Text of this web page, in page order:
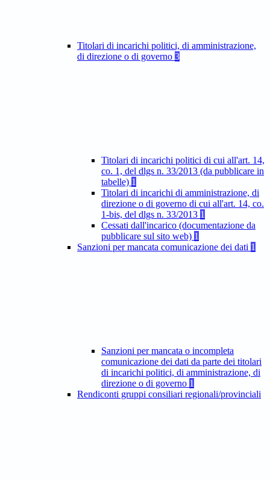
Titolari di incarichi politici, di amministrazione,
di direzione o di governo 3
Titolari di incarichi politici di cui all'art. 14,
co. 1, del dlgs n. 33/2013 (da pubblicare in
tabelle) 1
Titolari di incarichi di amministrazione, di
direzione o di governo di cui all'art. 14, co.
1-bis, del dlgs n. 33/2013 1
Cessati dall'incarico (documentazione da
pubblicare sul sito web) 1
Sanzioni per mancata comunicazione dei dati 1
Sanzioni per mancata o incompleta
comunicazione dei dati da parte dei titolari
di incarichi politici, di amministrazione, di
direzione o di governo 1
Rendiconti gruppi consiliari regionali/provinciali